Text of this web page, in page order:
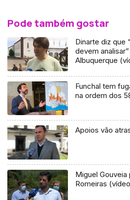
Pode também gostar
Dinarte diz que
devem
Albuquerque
Funchal tem
na ordem dos
Apoios vão
Miguel
Romeiras